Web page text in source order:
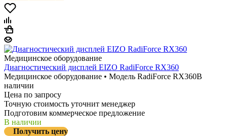
Медицинское оборудование
Диагностический дисплей EIZO RadiForce RX360
Медицинское оборудование • Модель RadiForce RX360В
наличии
Цена по запросу
Точную стоимость уточнит менеджер
Подготовим коммерческое предложение
В наличии
Получить цену